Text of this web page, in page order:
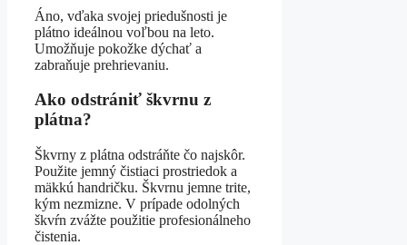
Áno, vďaka svojej priedušnosti je
plátno ideálnou voľbou na leto.
Umožňuje pokožke dýchať a
zabraňuje prehrievaniu.
Ako odstrániť škvrnu z
plátna?
Škvrny z plátna odstráňte čo najskôr.
Použite jemný čistiaci prostriedok a
mäkkú handričku. Škvrnu jemne trite,
kým nezmizne. V prípade odolných
škvŕn zvážte použitie profesionálneho
čistenia.